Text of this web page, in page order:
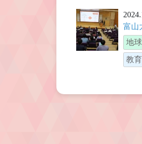
富山
地
教